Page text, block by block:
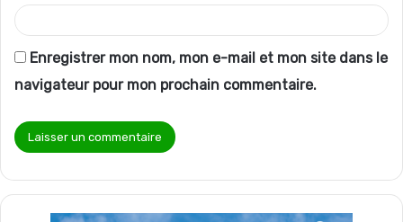
Enregistrer mon nom, mon e-mail et mon site dans le
navigateur pour mon prochain commentaire.